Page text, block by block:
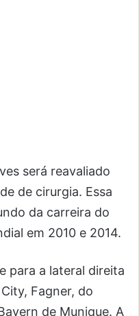
será reavaliado
de cirurgia. Essa
da carreira do
em 2010 e 2014.
para a lateral direita
Fagner, do
de Munique. A